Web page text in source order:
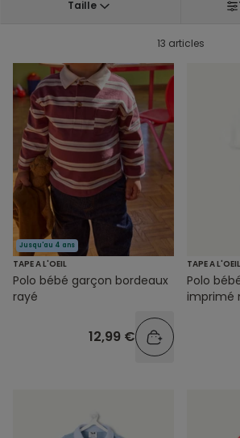
Taille
13 articles
Jusqu'au 4 ans
TAPE A L'OEIL
Polo bébé garçon bordeaux
rayé
12,99 €
TAPE A L'OEIL
Polo
imprimé